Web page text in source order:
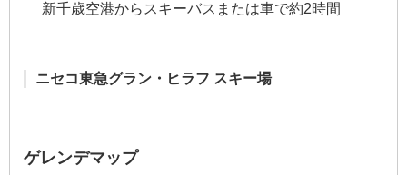
新千歳空港からスキーバスまたは車で約2時間
ニセコ東急グラン・ヒラフ スキー場
ゲレンデマップ